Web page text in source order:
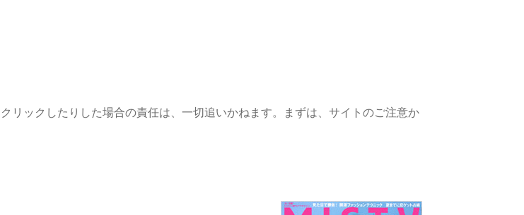
リックしたりした場合の責任は、一切追いかねます。まずは、サイトのご注意か